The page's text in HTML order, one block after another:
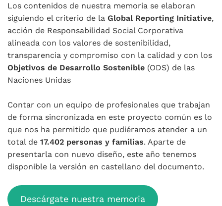
Los contenidos de nuestra memoria se elaboran
siguiendo el criterio de la Global Reporting Initiative,
acción de Responsabilidad Social Corporativa
alineada con los valores de sostenibilidad,
transparencia y compromiso con la calidad y con los
Objetivos de Desarrollo Sostenible (ODS) de las
Naciones Unidas
Contar con un equipo de profesionales que trabajan
de forma sincronizada en este proyecto común es lo
que nos ha permitido que pudiéramos atender a un
total de 17.402 personas y familias. Aparte de
presentarla con nuevo diseño, este año tenemos
disponible la versión en castellano del documento.
Descárgate nuestra memoria